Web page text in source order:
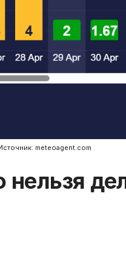
meteoagent.com
нельзя